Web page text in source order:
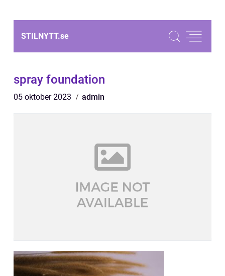
STILNYTT.se
spray foundation
05 oktober 2023 admin